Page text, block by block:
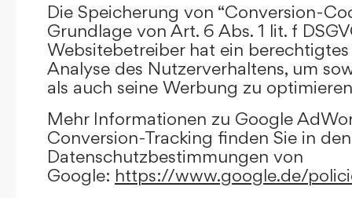
Die Speicherung von “Conversion-
Grundlage von Art. 6 Abs. 1 lit. f
Websitebetreiber hat ein berechtigtes
Analyse des Nutzerverhaltens, um
als auch seine Werbung zu
Mehr Informationen zu Google
Conversion-Tracking finden Sie in den
Datenschutzbestimmungen von
Google: https://www.google.de/